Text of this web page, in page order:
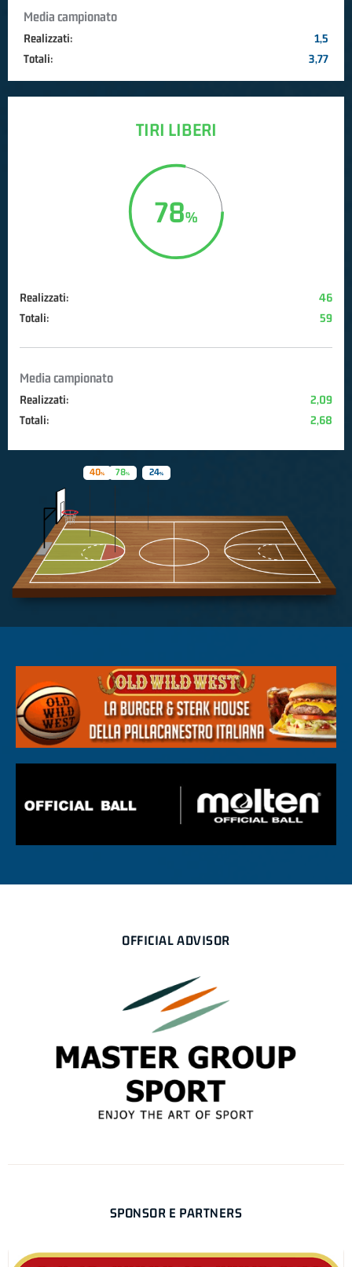
Media campionato
Realizzati:
1,5
Totali:
3,77
TIRI LIBERI
78
Realizzati:
46
Totali:
59
Media campionato
Realizzati:
2,09
Totali:
2,68
78
40 24
OFFICIAL ADVISOR
SPONSOR E PARTNERS